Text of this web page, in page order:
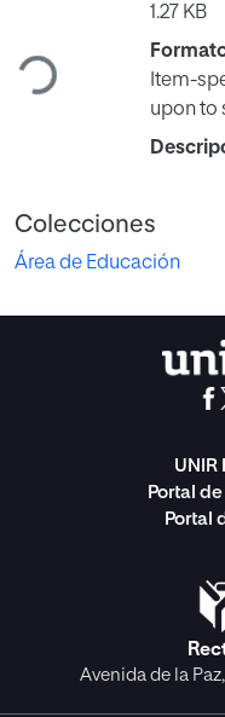
Cargando...
1.27 KB
Item-
upon to
Colecciones
Área de Educación
UNIR
Portal
Portal
Avenida de la